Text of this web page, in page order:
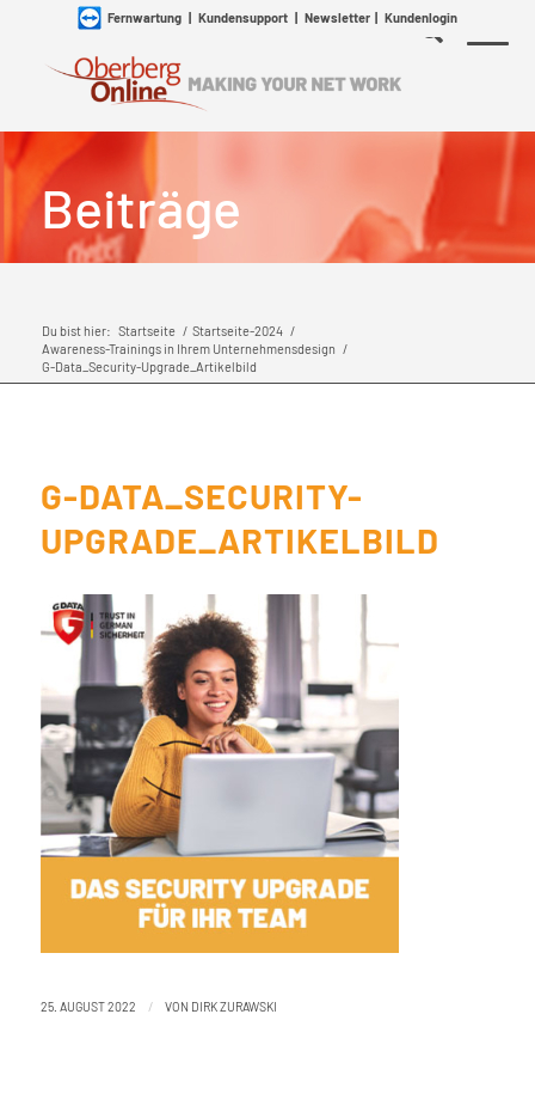
Fernwartung| Kundensupport| Newsletter| Kundenlogin
Beiträge
Du bist hier: Startseite / Startseite-2024 /
Awareness-Trainings in Ihrem Unternehmensdesign /
G-Data_Security-Upgrade_Artikelbild
G-DATA_SECURITY-
UPGRADE_ARTIKELBILD
25. AUGUST 2022 / VON DIRK ZURAWSKI